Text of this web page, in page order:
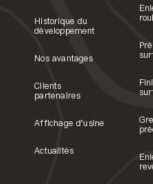
Historique du
développement
Nos avantages
Clients
partenaires
Affichage d'usine
Actualités